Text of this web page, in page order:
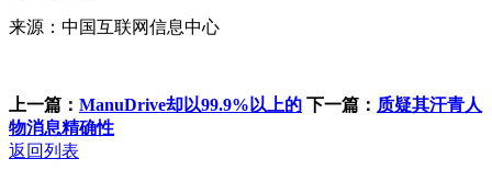
来源：中国互联网信息中心
上一篇： ManuDrive却以99.9%以上的 下一篇： 质疑其汗青人
物消息精确性
返回列表